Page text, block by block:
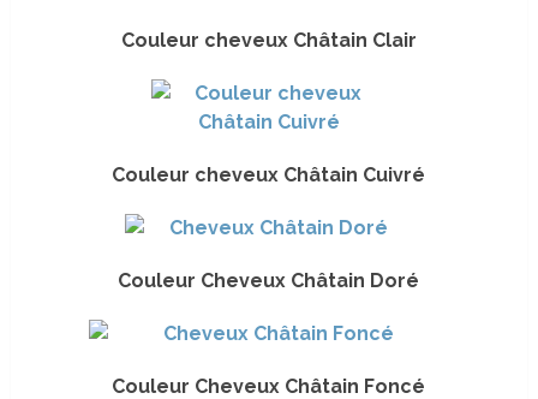
Couleur cheveux Châtain Clair
Couleur cheveux Châtain Cuivré
Couleur Cheveux Châtain Doré
Couleur Cheveux Châtain Foncé